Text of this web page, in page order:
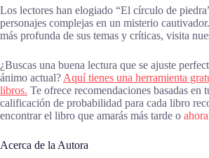
Los lectores han elogiado “El círculo de
personajes complejas en un misterio
más profunda de sus temas y críticas, visita
¿Buscas una buena lectura que se ajuste
ánimo actual? Aquí tienes una herramienta
libros. Te ofrece recomendaciones basadas en
calificación de probabilidad para cada libro
encontrar el libro que amarás más tarde o
Acerca de la Autora